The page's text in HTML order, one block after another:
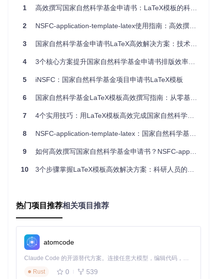
5分钟快速上手LaTeX模板的方法
获取并使用LaTeX模板的过程可以非常简单，即使是对LaTeX
仓库克隆到本地：
git clone
克隆完成后，你会看到模板包含多个文件，其中nsfc-temp.t
是主文档文件， myexample.bib 是参考文献示例文件。Win
dows用户可以直接双击getpdf.bat文件，Linux或Mac用户
在终端中运行./runpdf 命令，即可一键编译生成PDF文件。
编译完成后，打开生成的PDF文件，对照官方指南检查格式是
例内容，逐步填充自己的研究内容。这种方式可以让你在最短
在保持格式合规的前提下，适当的个性化调整可以让你的申请
书更加清晰易读。以下是几个实用的调整技巧：
调整页面布局
通过修改 geometry
布局更加合理：
% 调整页边距示例
1 高效撰写国家自然科学基金申请书：LaTeX模板的科研效率提升指南
2 NSFC-application-template-latex使用指南：高效撰写国家自然科学基金申请书
3 国家自然科学基金申请书LaTeX高效解决方案：技术方案与效率提升指南
4 3个核心方案提升国家自然科学基金申请书排版效率40%
5 iNSFC：国家自然科学基金项目申请书LaTeX模板
6 国家自然科学基金LaTeX模板高效撰写指南：从零基础到高阶应用
7 4个实用技巧：用LaTeX模板高效完成国家自然科学基金申请书
8 NSFC-application-template-latex：国家自然科学基金申请的专业LaTeX模板与科研工具
9 如何高效撰写国家自然科学基金申请书？NSFC-application-template-latex排版指南
10 3个步骤掌握LaTeX模板高效解决方案：科研人员的国家自然科学基金申请书排版指南
热门项目推荐相关项目推荐
atomcode
Claude Code 的开源替代方案。连接任意大模型，编辑代码，运行命令，自动验证 — 全自动执行。用 Rust 构建，极致性能。 ｜ An open-source alternative to Claude Code. Connect any LLM, edit code, run commands, and verify changes — autonomously. Built in Rust for speed. Get Started
Rust
0 539